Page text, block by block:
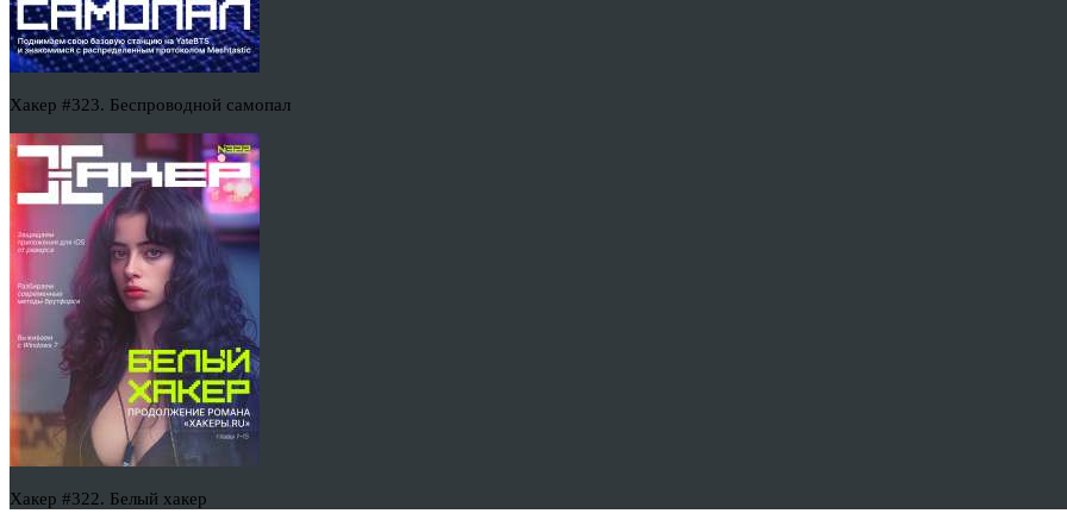
Хакер #323. Беспроводной самопал
Хакер #322. Белый хакер